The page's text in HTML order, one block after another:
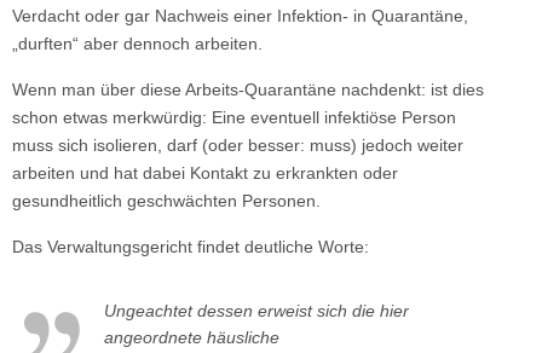
Verdacht oder gar Nachweis einer Infektion- in Quarantäne,
„durften“ aber dennoch arbeiten.
Wenn man über diese Arbeits-Quarantäne nachdenkt: ist dies
schon etwas merkwürdig: Eine eventuell infektiöse Person
muss sich isolieren, darf (oder besser: muss) jedoch weiter
arbeiten und hat dabei Kontakt zu erkrankten oder
gesundheitlich geschwächten Personen.
Das Verwaltungsgericht findet deutliche Worte:
Ungeachtet dessen erweist sich die hier
angeordnete häusliche